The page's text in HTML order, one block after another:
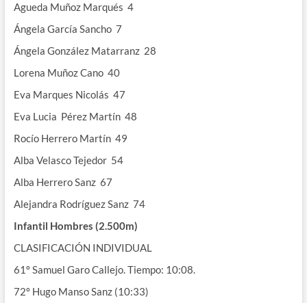
Agueda Muñoz Marqués 4
Ángela García Sancho 7
Ángela González Matarranz 28
Lorena Muñoz Cano 40
Eva Marques Nicolás 47
Eva Lucia Pérez Martín 48
Rocío Herrero Martín 49
Alba Velasco Tejedor 54
Alba Herrero Sanz 67
Alejandra Rodríguez Sanz 74
Infantil Hombres (2.500m)
CLASIFICACIÓN INDIVIDUAL
61º Samuel Garo Callejo. Tiempo: 10:08.
72º Hugo Manso Sanz (10:33)